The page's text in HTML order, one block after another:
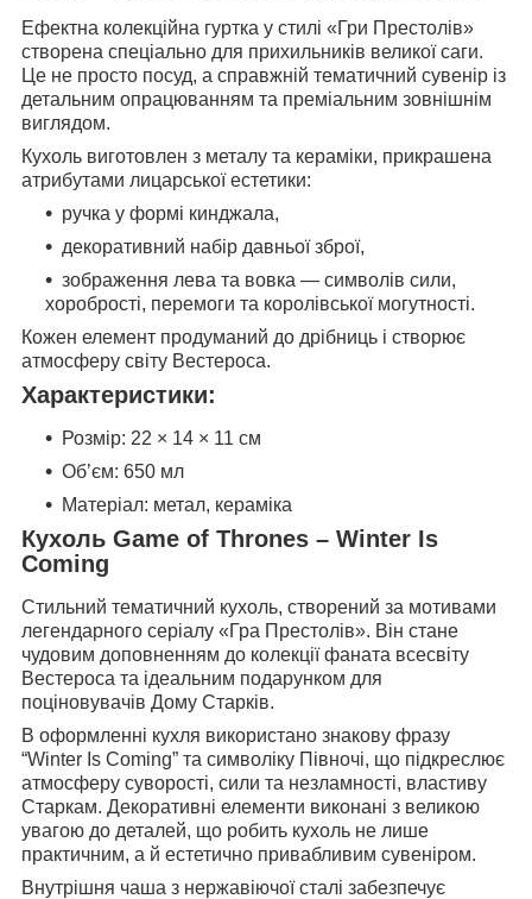
Ефектна колекційна гуртка у стилі «Гри Престолів»
створена спеціально для прихильників великої саги.
Це не просто посуд, а справжній тематичний сувенір із
детальним опрацюванням та преміальним зовнішнім
виглядом.
Кухоль виготовлен з металу та кераміки, прикрашена
атрибутами лицарської естетики:
ручка у формі кинджала,
декоративний набір давньої зброї,
зображення лева та вовка — символів сили,
хоробрості, перемоги та королівської могутності.
Кожен елемент продуманий до дрібниць і створює
атмосферу світу Вестероса.
Характеристики:
Розмір: 22 × 14 × 11 см
Об’єм: 650 мл
Матеріал: метал, кераміка
Кухоль Game of Thrones – Winter Is
Coming
Стильний тематичний кухоль, створений за мотивами
легендарного серіалу «Гра Престолів». Він стане
чудовим доповненням до колекції фаната всесвіту
Вестероса та ідеальним подарунком для
поціновувачів Дому Старків.
В оформленні кухля використано знакову фразу
“Winter Is Coming” та символіку Півночі, що підкреслює
атмосферу суворості, сили та незламності, властиву
Старкам. Декоративні елементи виконані з великою
увагою до деталей, що робить кухоль не лише
практичним, а й естетично привабливим сувеніром.
Внутрішня чаша з нержавіючої сталі забезпечує